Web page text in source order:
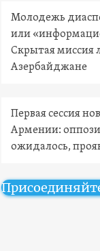
Молодежь
или
Скрытая миссия
Азербайджане
Первая сессия
Армении:
ожидалось,